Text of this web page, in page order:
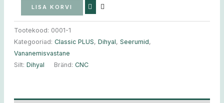
LISA KORVI
Tootekood: 0001-1
Kategooriad: Classic PLUS, Dihyal, Seerumid,
Vananemisvastane
Silt: Dihyal Bränd: CNC